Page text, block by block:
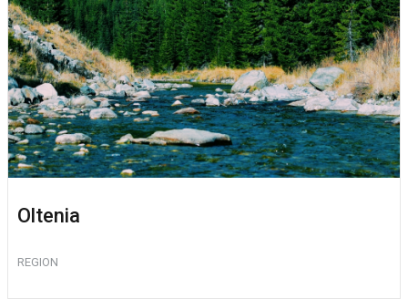
Oltenia
REGION